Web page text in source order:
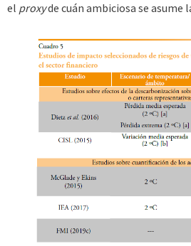
el proxyde cuán ambiciosa se asume